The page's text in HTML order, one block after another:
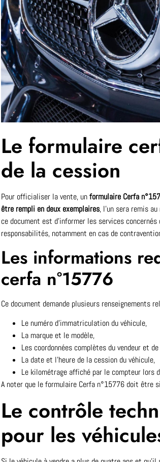
Le formulaire
de la cession
Pour officialiser la vente, unformulaire Cerfa
être rempli en deux exemplaires, l’un sera remis
ce document est d’informer les services
responsabilités, notamment en cas de
Les informations
cerfa n°15776
Ce document demande plusieurs
Le numéro d’immatriculation du véhicule,
La marque et le modèle,
Les coordonnées complètes du vendeur et
La date et l’heure de la cession du véhicule,
Le kilométrage affiché par le compteur lors
A noter que le formulaire Cerfa n°15776 doit être
Le contrôle
pour les